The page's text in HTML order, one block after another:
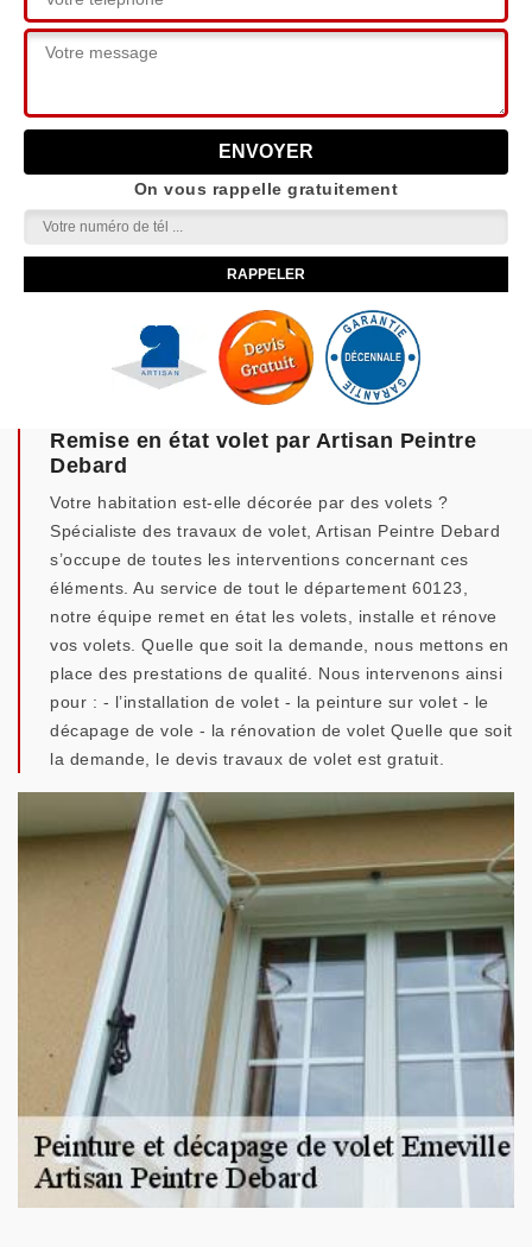
On vous rappelle gratuitement
Remise en état volet par Artisan Peintre
Debard
Votre habitation est-elle décorée par des volets ?
Spécialiste des travaux de volet, Artisan Peintre Debard
s’occupe de toutes les interventions concernant ces
éléments. Au service de tout le département 60123,
notre équipe remet en état les volets, installe et rénove
vos volets. Quelle que soit la demande, nous mettons en
place des prestations de qualité. Nous intervenons ainsi
pour : - l’installation de volet - la peinture sur volet - le
décapage de vole - la rénovation de volet Quelle que soit
la demande, le devis travaux de volet est gratuit.